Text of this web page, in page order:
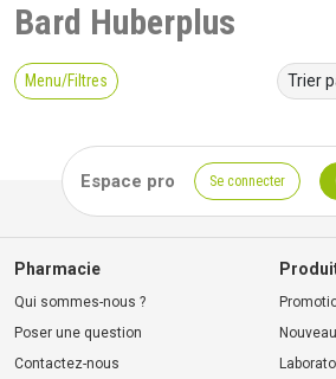
Bard Huberplus
Menu/Filtres
Espace pro Se connecter
Pharmacie
Qui sommes-nous ?
Poser une question
Contactez-nous